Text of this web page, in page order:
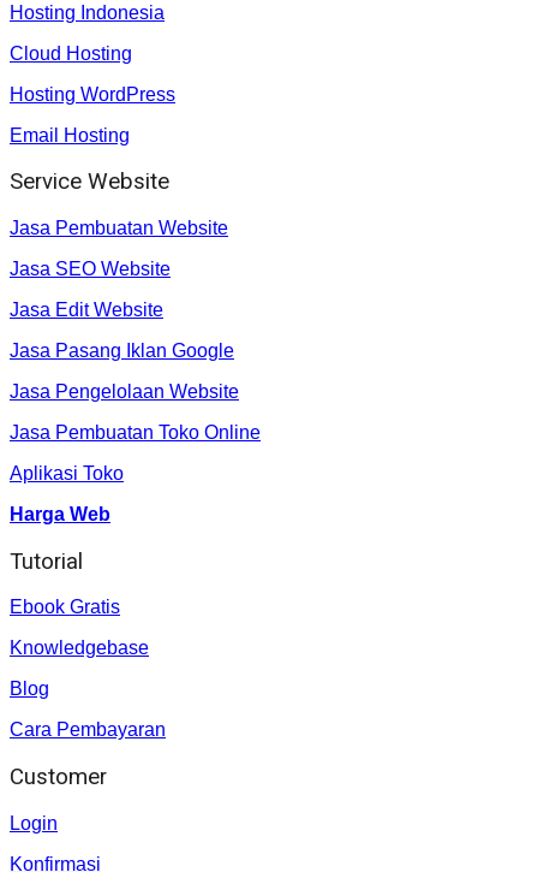
Hosting Indonesia
Cloud Hosting
Hosting WordPress
Email Hosting
Service Website
Jasa Pembuatan Website
Jasa SEO Website
Jasa Edit Website
Jasa Pasang Iklan Google
Jasa Pengelolaan Website
Jasa Pembuatan Toko Online
Aplikasi Toko
Harga Web
Tutorial
Ebook Gratis
Knowledgebase
Blog
Cara Pembayaran
Customer
Login
Konfirmasi